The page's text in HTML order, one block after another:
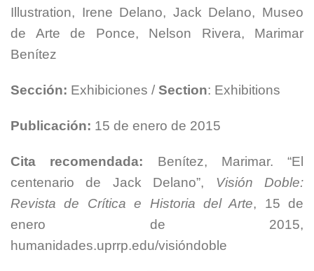
Illustration, Irene Delano, Jack Delano, Museo
de Arte de Ponce, Nelson Rivera, Marimar
Benítez
Sección: Exhibiciones / Section: Exhibitions
Publicación: 15 de enero de 2015
Cita recomendada: Benítez, Marimar. “El
centenario de Jack Delano”, Visión Doble:
Revista de Crítica e Historia del Arte, 15 de
enero de 2015,
humanidades.uprrp.edu/visióndoble